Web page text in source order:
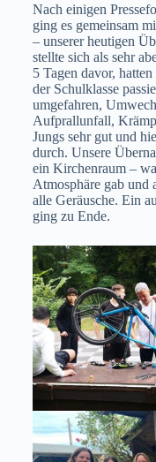
Nach einigen
ging es gemeinsam
– unserer heutigen
stellte sich als sehr
5 Tagen davor,
der Schulklasse
umgefahren,
Aufprallunfall,
Jungs sehr gut und
durch. Unsere
ein Kirchenraum –
Atmosphäre gab und
alle Geräusche. Ein
ging zu Ende.